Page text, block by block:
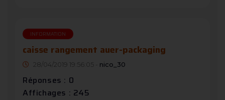
INFORMATION
caisse rangement auer-packaging
28/04/2019 19:56:05 - nico_30
Réponses : 0
Affichages : 245